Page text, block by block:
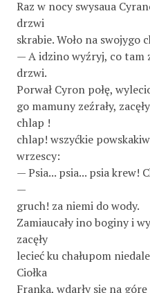
Raz w nocy swysaua
drzwi
skrabie. Woło na swojygo
— A idzino wyźryj, co tam
drzwi.
Porwał Cyron połę,
go mamuny zeźrały,
chlap !
chlap! wszyćkie
wrzescy:
— Psia... psia... psia krew!
—
gruch! za niemi do wody.
Zamiaucały ino boginy i
zacęły
lecieć ku chałupom
Ciołka
Franka, wdarły sie na